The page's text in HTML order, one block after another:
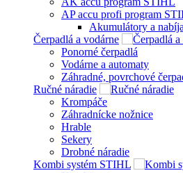
AP accu profi program
Akumulátory a
Čerpadlá a vodárne
Ponorné čerpadlá
Vodárne a automaty
Záhradné, povrchové
Ručné náradie
Krompáče
Záhradnícke nožnice
Hrable
Sekery
Drobné náradie
Kombi systém STIHL